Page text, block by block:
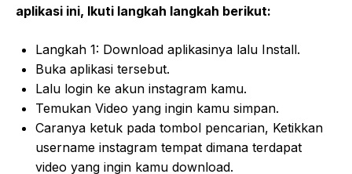
aplikasi ini, Ikuti langkah langkah berikut:
Langkah 1: Download aplikasinya lalu Install.
Buka aplikasi tersebut.
Lalu login ke akun instagram kamu.
Temukan Video yang ingin kamu simpan.
Caranya ketuk pada tombol pencarian, Ketikkan
username instagram tempat dimana terdapat
video yang ingin kamu download.